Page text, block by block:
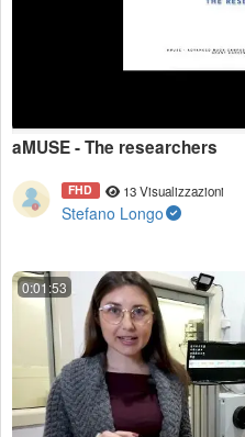
aMUSE - The researchers
FHD 13 Visualizzazioni
Stefano Longo
0:01:53